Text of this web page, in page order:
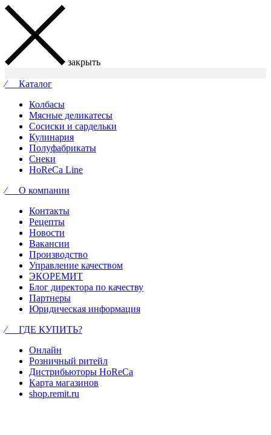
закрыть
⁄ Каталог
Колбасы
Мясные деликатесы
Сосиски и сардельки
Кулинария
Полуфабрикаты
Снеки
HoReCa Line
⁄ О компании
Контакты
Рецепты
Новости
Вакансии
Производство
Управление качеством
ЭКОРЕМИТ
Блог директора по качеству
Партнеры
Юридическая информация
⁄ ГДЕ КУПИТЬ?
Онлайн
Розничный ритейл
Дистрибьюторы HoReCa
Карта магазинов
shop.remit.ru